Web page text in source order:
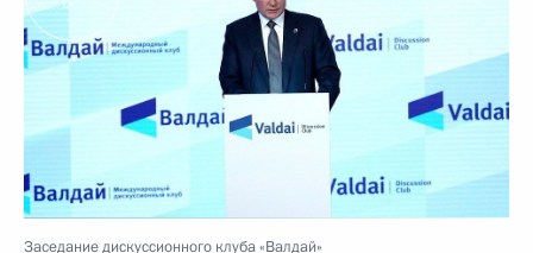
Заседание дискуссионного клуба «Валдай»